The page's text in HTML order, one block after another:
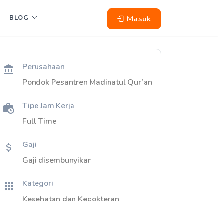
Masuk
BLOG
Perusahaan
Pondok Pesantren Madinatul Qur’an
Tipe Jam Kerja
Full Time
Gaji
Gaji disembunyikan
Kategori
Kesehatan dan Kedokteran